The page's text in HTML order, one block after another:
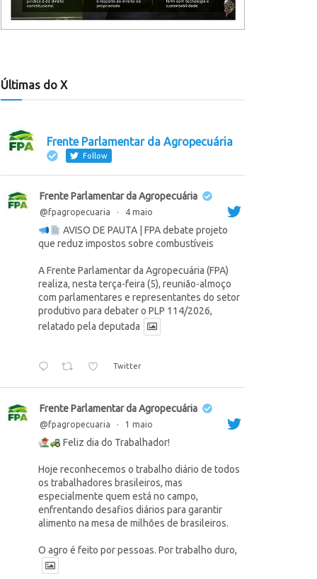
Últimas do X
Frente Parlamentar da Agropecuária
Follow
Frente Parlamentar da Agropecuária
@fpagropecuaria · 4 maio
AVISO DE PAUTA | FPA debate projeto
que reduz impostos sobre combustíveis
A Frente Parlamentar da Agropecuária (FPA)
realiza, nesta terça-feira (5), reunião-almoço
com parlamentares e representantes do setor
produtivo para debater o PLP 114/2026,
relatado pela deputada
Twitter
Frente Parlamentar da Agropecuária
@fpagropecuaria · 1 maio
Feliz dia do Trabalhador!
Hoje reconhecemos o trabalho diário de todos
os trabalhadores brasileiros, mas
especialmente quem está no campo,
enfrentando desafios diários para garantir
alimento na mesa de milhões de brasileiros.
O agro é feito por pessoas. Por trabalho duro,